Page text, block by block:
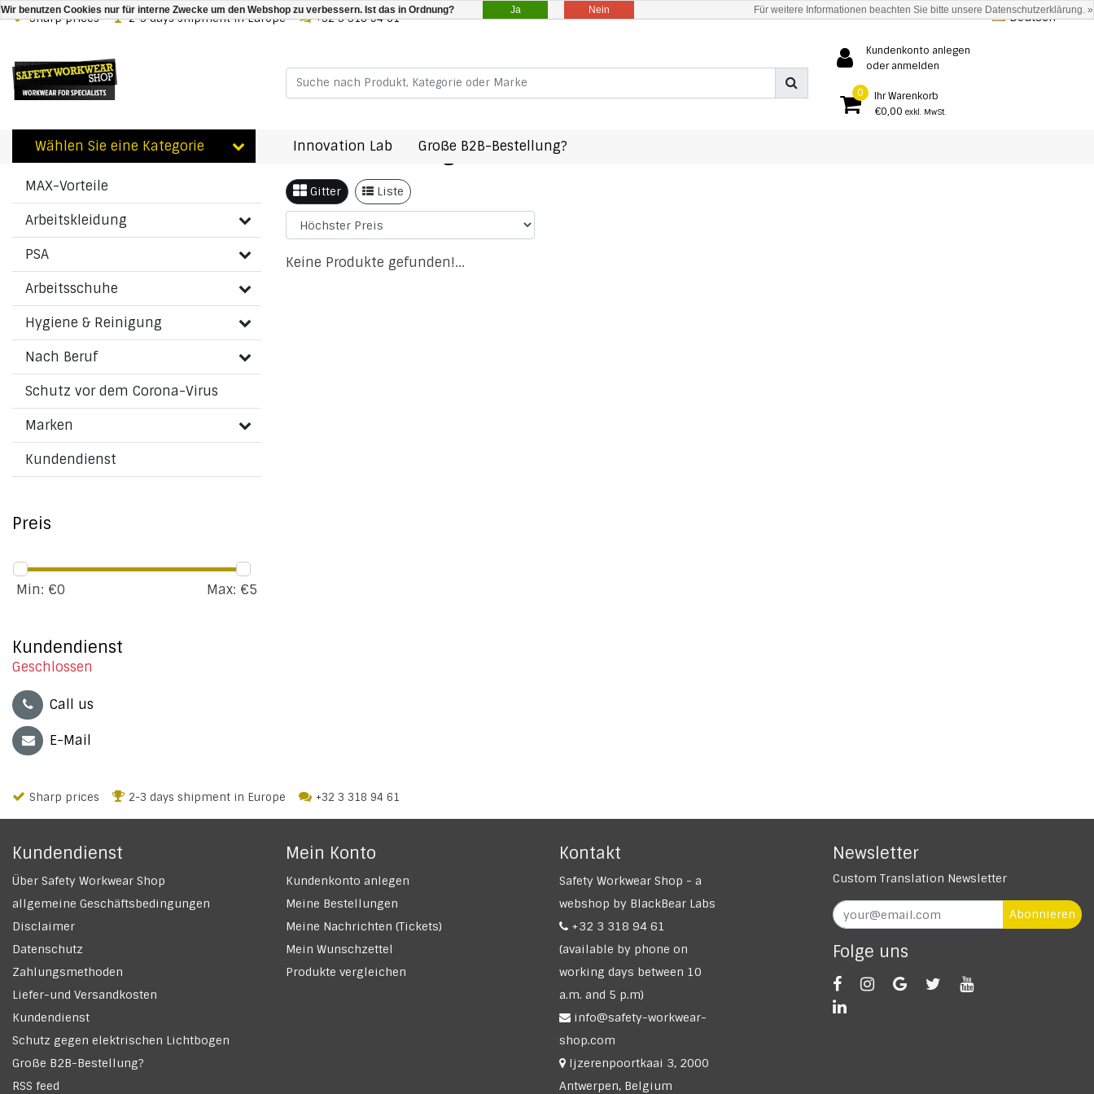
Sharp prices 2-3 days shipment in Europe +32 3 318 94 61 Deutsch
Kundenkonto anlegen
oder anmelden
0
Ihr Warenkorb
€0,00 exkl. MwSt.
Wählen Sie eine Kategorie Innovation Lab Große B2B-Bestellung?
Zurück zu Schlagworte|Schlagworte 24270000990037
Kategorien
MAX-Vorteile
Arbeitskleidung
PSA
Arbeitsschuhe
Hygiene & Reinigung
Nach Beruf
Schutz vor dem Corona-Virus
Marken
Kundendienst
Preis
Min: €0 Max: €5
Kundendienst
Geschlossen
Call us
E-Mail
Artikel mit Schlagwort 24270000990037
Gitter Liste
Keine Produkte gefunden!...
Sharp prices 2-3 days shipment in Europe +32 3 318 94 61
Kundendienst
Über Safety Workwear Shop
allgemeine Geschäftsbedingungen
Disclaimer
Datenschutz
Zahlungsmethoden
Liefer-und Versandkosten
Kundendienst
Schutz gegen elektrischen Lichtbogen
Große B2B-Bestellung?
RSS feed
Mein Konto
Kundenkonto anlegen
Meine Bestellungen
Meine Nachrichten (Tickets)
Mein Wunschzettel
Produkte vergleichen
Kontakt
Safety Workwear Shop - a
webshop by BlackBear Labs
+32 3 318 94 61
(available by phone on
working days between 10
a.m. and 5 p.m)
info@safety-workwear-
shop.com
Ijzerenpoortkaai 3, 2000
Antwerpen, Belgium
Newsletter
Custom Translation Newsletter
Abonnieren
Folge uns
Wir benutzen Cookies nur für interne Zwecke um den Webshop zu verbessern. Ist das in Ordnung? Ja Nein Für weitere Informationen beachten Sie bitte unsere Datenschutzerklärung. »